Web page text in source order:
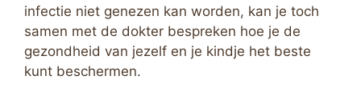
infectie niet genezen kan worden, kan je toch
samen met de dokter bespreken hoe je de
gezondheid van jezelf en je kindje het beste
kunt beschermen.